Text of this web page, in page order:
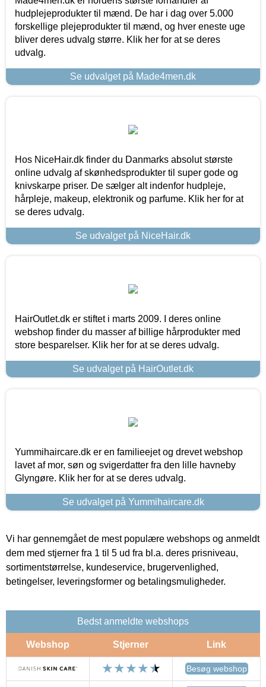
hudplejeprodukter til mænd. De har i dag over 5.000
forskellige plejeprodukter til mænd, og hver eneste uge
bliver deres udvalg større. Klik her for at se deres
udvalg.
Se udvalget på Made4men.dk
Hos NiceHair.dk finder du Danmarks absolut største
online udvalg af skønhedsprodukter til super gode og
knivskarpe priser. De sælger alt indenfor hudpleje,
hårpleje, makeup, elektronik og parfume. Klik her for at
se deres udvalg.
Se udvalget på NiceHair.dk
HairOutlet.dk er stiftet i marts 2009. I deres online
webshop finder du masser af billige hårprodukter med
store besparelser. Klik her for at se deres udvalg.
Se udvalget på HairOutlet.dk
Yummihaircare.dk er en familieejet og drevet webshop
lavet af mor, søn og svigerdatter fra den lille havneby
Glyngøre. Klik her for at se deres udvalg.
Se udvalget på Yummihaircare.dk
Vi har gennemgået de mest populære webshops og anmeldt
dem med stjerner fra 1 til 5 ud fra bl.a. deres prisniveau,
sortimentstørrelse, kundeservice, brugervenlighed,
betingelser, leveringsformer og betalingsmuligheder.
Bedst anmeldte webshops
Webshop Stjerner Link
Besøg webshop